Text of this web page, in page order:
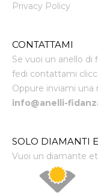
Privacy Policy
CONTATTAMI
Se vuoi un anello
fedi contattami
Oppure inviami una
info@anelli-
SOLO DIAMANTI
Vuoi un diamante